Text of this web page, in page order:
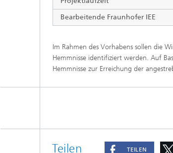
Bearbeitende Fraunhofer IEE
Im Rahmen des Vorhabens sollen die
Hemmnisse identifiziert werden. Auf
Hemmnisse zur Erreichung der
Teilen TEILEN